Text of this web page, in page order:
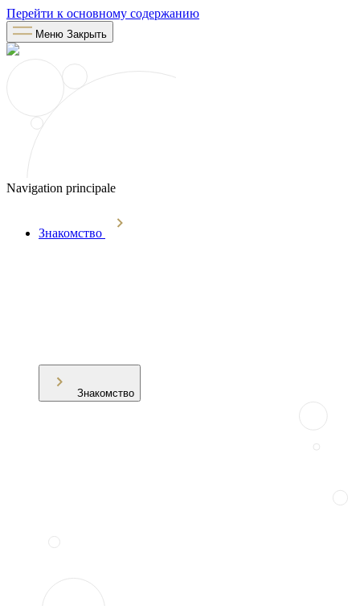
Перейти к основному содержанию
Меню Закрыть
Navigation principale
Знакомство
Знакомство